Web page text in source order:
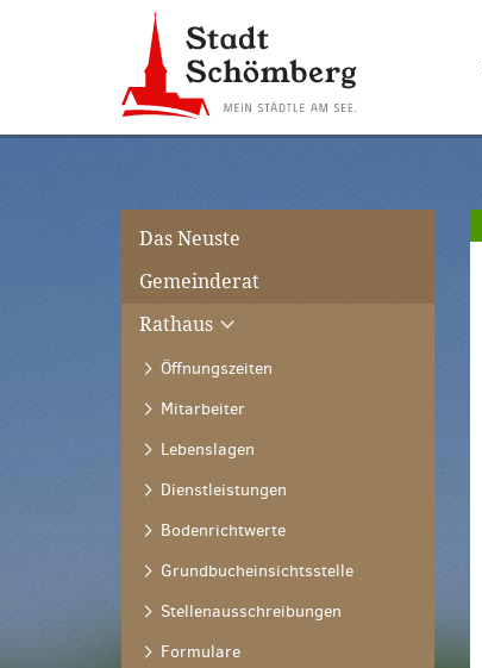
Hauptnavigation
[0]
[1]
Das Neuste
Gemeinderat
Rathaus
Öffnungszeiten
Mitarbeiter
Lebenslagen
Dienstleistungen
Bodenrichtwerte
Grundbucheinsichtsstelle
Stellenausschreibungen
Formulare